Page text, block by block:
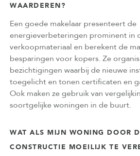
WAARDEREN?
Een goede makelaar presenteert de
energieverbeteringen prominent in
verkoopmateriaal en berekent de
besparingen voor kopers. Ze
bezichtigingen waarbij de nieuwe
toegelicht en tonen certificaten en
Ook maken ze gebruik van
soortgelijke woningen in de buurt.
WAT ALS MIJN WONING DOOR
CONSTRUCTIE MOEILIJK TE